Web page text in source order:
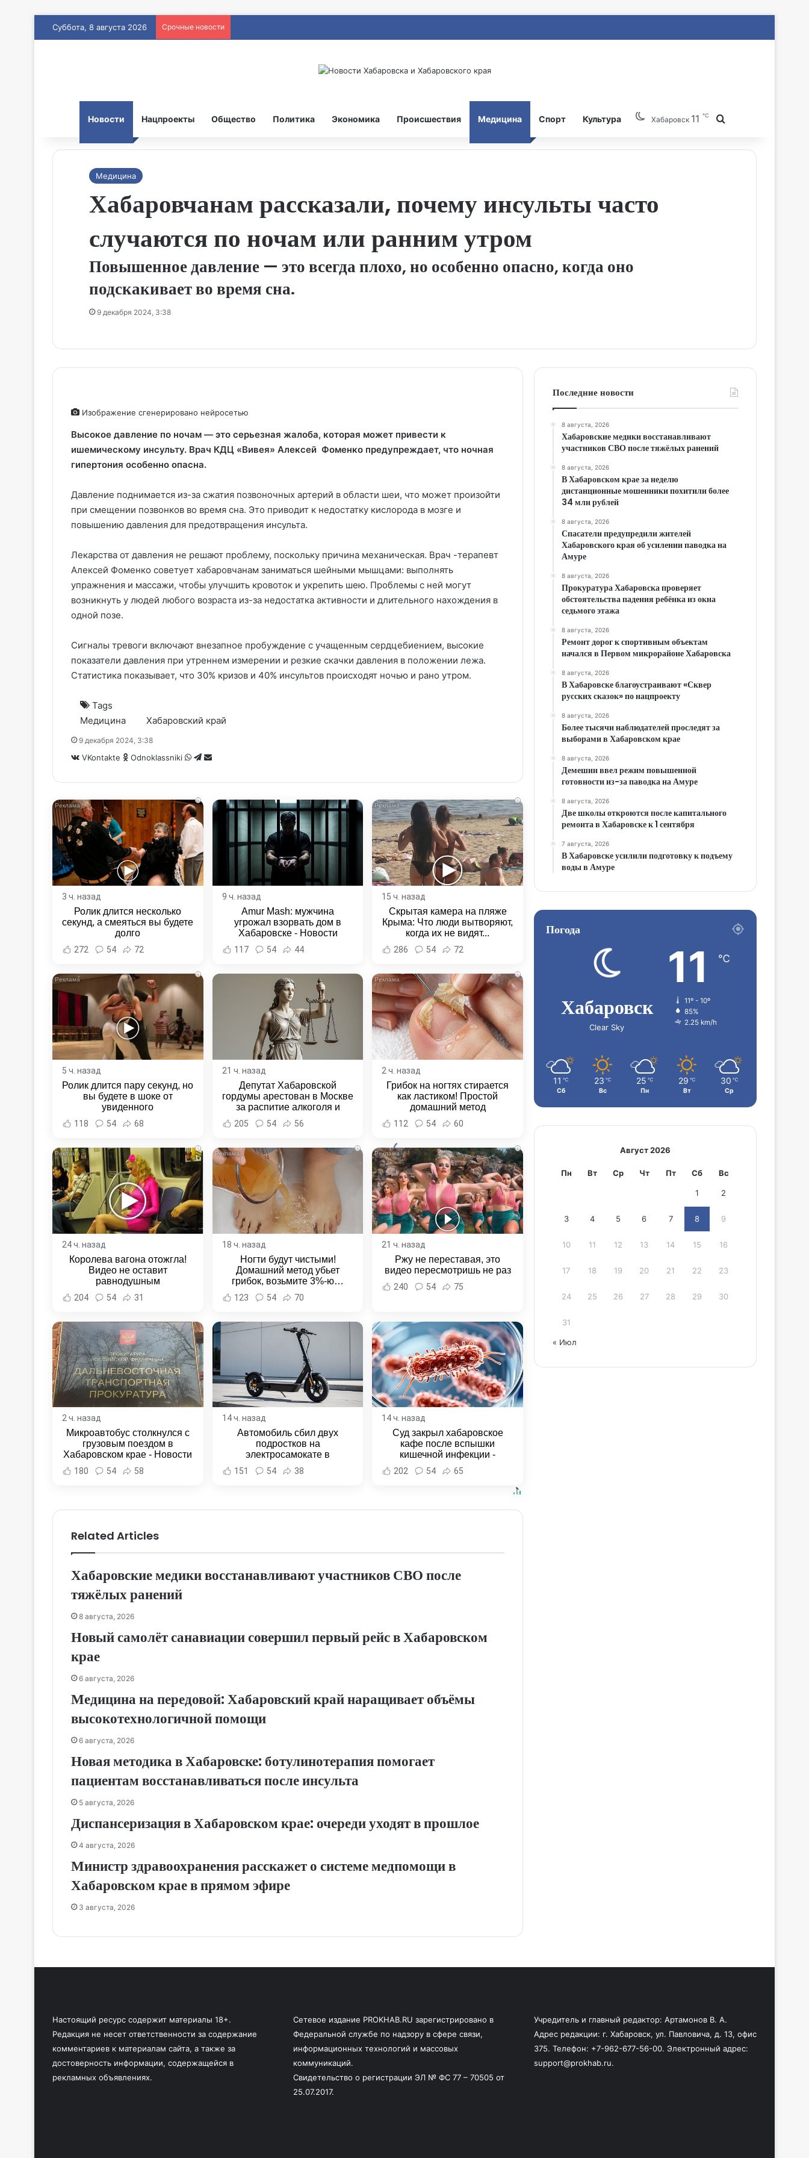
Суббота, 8 августа 2026 Срочные новости
Новости Нацпроекты Общество Политика Экономика Происшествия Медицина Спорт Культура Хабаровск 11 ℃
Медицина
Хабаровчанам рассказали, почему инсульты часто
случаются по ночам или ранним утром
Повышенное давление — это всегда плохо, но особенно опасно, когда оно
подскакивает во время сна.
9 декабря 2024, 3:38
Изображение сгенерировано нейросетью
Высокое давление по ночам — это серьезная жалоба, которая может привести к
ишемическому инсульту. Врач КДЦ «Вивея» Алексей Фоменко предупреждает, что ночная
гипертония особенно опасна.
Давление поднимается из-за сжатия позвоночных артерий в области шеи, что может произойти
при смещении позвонков во время сна. Это приводит к недостатку кислорода в мозге и
повышению давления для предотвращения инсульта.
Лекарства от давления не решают проблему, поскольку причина механическая. Врач -терапевт
Алексей Фоменко советует хабаровчанам заниматься шейными мышцами: выполнять
упражнения и массажи, чтобы улучшить кровоток и укрепить шею. Проблемы с ней могут
возникнуть у людей любого возраста из-за недостатка активности и длительного нахождения в
одной позе.
Сигналы тревоги включают внезапное пробуждение с учащенным сердцебиением, высокие
показатели давления при утреннем измерении и резкие скачки давления в положении лежа.
Статистика показывает, что 30% кризов и 40% инсультов происходят ночью и рано утром.
Tags
Медицина
Хабаровский край
9 декабря 2024, 3:38
VKontakte Odnoklassniki WhatsApp
Telegram
Share
Email
i
3 ч. назад
Ролик длится несколько
секунд, а смеяться вы будете
долго
272 54 72
9 ч. назад
Amur Mash: мужчина
угрожал взорвать дом в
Хабаровске - Новости
Хабаровска и Хабаровского
края
117 54 44
i
15 ч. назад
Скрытая камера на пляже
Крыма: Что люди вытворяют,
когда их не видят...
286 54 72
i
5 ч. назад
Ролик длится пару секунд, но
вы будете в шоке от
увиденного
118 54 68
21 ч. назад
Депутат Хабаровской
гордумы арестован в Москве
за распитие алкоголя и
неповиновение полиции -
Новости Хабаровска и
205 54 56
i
2 ч. назад
Грибок на ногтях стирается
как ластиком! Простой
домашний метод
112 54 60
i
24 ч. назад
Королева вагона отожгла!
Видео не оставит
равнодушным
204 54 31
i
18 ч. назад
Ногти будут чистыми!
Домашний метод убьет
грибок, возьмите 3%-ю…
123 54 70
i
21 ч. назад
Ржу не переставая, это
видео пересмотришь не раз
240 54 75
2 ч. назад
Микроавтобус столкнулся с
грузовым поездом в
Хабаровском крае - Новости
Хабаровска и Хабаровского
края
180 54 58
14 ч. назад
Автомобиль сбил двух
подростков на
электросамокате в
Комсомольске-на-Амуре -
Новости Хабаровска и
151 54 38
14 ч. назад
Суд закрыл хабаровское
кафе после вспышки
кишечной инфекции -
Новости Хабаровска и
Хабаровского края
202 54 65
Related Articles
Хабаровские медики восстанавливают участников СВО после
тяжёлых ранений
8 августа, 2026
Новый самолёт санавиации совершил первый рейс в Хабаровском
крае
6 августа, 2026
Медицина на передовой: Хабаровский край наращивает объёмы
высокотехнологичной помощи
6 августа, 2026
Новая методика в Хабаровске: ботулинотерапия помогает
пациентам восстанавливаться после инсульта
5 августа, 2026
Диспансеризация в Хабаровском крае: очереди уходят в прошлое
4 августа, 2026
Министр здравоохранения расскажет о системе медпомощи в
Хабаровском крае в прямом эфире
3 августа, 2026
Последние новости
8 августа, 2026
Хабаровские медики восстанавливают
участников СВО после тяжёлых ранений
8 августа, 2026
В Хабаровском крае за неделю
дистанционные мошенники похитили более
34 млн рублей
8 августа, 2026
Спасатели предупредили жителей
Хабаровского края об усилении паводка на
Амуре
8 августа, 2026
Прокуратура Хабаровска проверяет
обстоятельства падения ребёнка из окна
седьмого этажа
8 августа, 2026
Ремонт дорог к спортивным объектам
начался в Первом микрорайоне Хабаровска
8 августа, 2026
В Хабаровске благоустраивают «Сквер
русских сказок» по нацпроекту
8 августа, 2026
Более тысячи наблюдателей проследят за
выборами в Хабаровском крае
8 августа, 2026
Демешин ввел режим повышенной
готовности из-за паводка на Амуре
8 августа, 2026
Две школы откроются после капитального
ремонта в Хабаровске к 1 сентября
7 августа, 2026
В Хабаровске усилили подготовку к подъему
воды в Амуре
Погода
Хабаровск
Clear Sky
11 ℃
11º - 10º
85%
2.25 km/h
11 ℃
Сб
23 ℃
Вс
25 ℃
Пн
29 ℃
Вт
30 ℃
Ср
Август 2026
Пн Вт Ср Чт Пт Сб Вс
1 2
3 4 5 6 7 8 9
10 11 12 13 14 15 16
17 18 19 20 21 22 23
24 25 26 27 28 29 30
31
« Июл
Настоящий ресурс содержит материалы 18+.
Редакция не несет ответственности за содержание
комментариев к материалам сайта, а также за
достоверность информации, содержащейся в
рекламных объявлениях.
Сетевое издание PROKHAB.RU зарегистрировано в
Федеральной службе по надзору в сфере связи,
информационных технологий и массовых
коммуникаций.
Свидетельство о регистрации ЭЛ № ФС 77 – 70505 от
25.07.2017.
Учредитель и главный редактор: Артамонов В. А.
Адрес редакции: г. Хабаровск, ул. Павловича, д. 13, офис
375. Телефон: +7-962-677-56-00. Электронный адрес:
support@prokhab.ru.